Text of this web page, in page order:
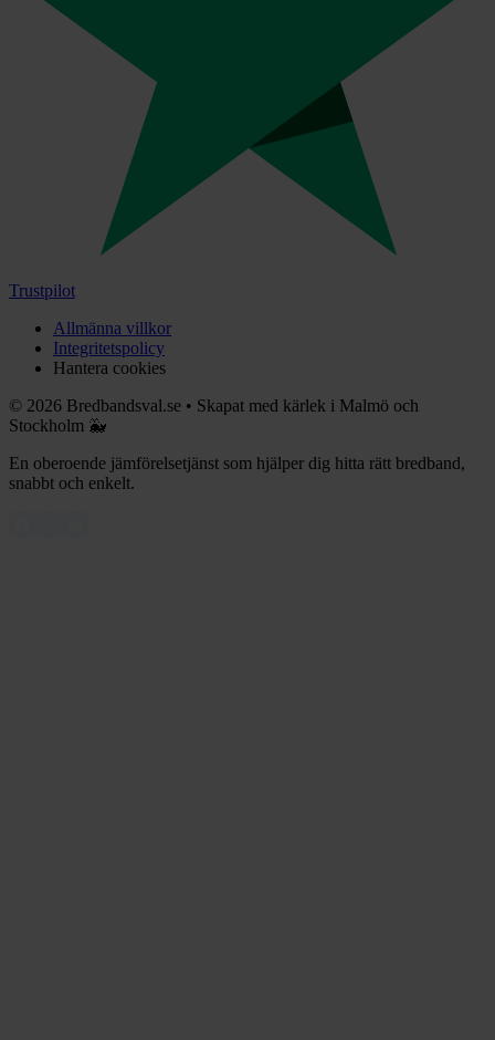
Trustpilot
Allmänna villkor
Integritetspolicy
Hantera cookies
© 2026 Bredbandsval.se • Skapat med kärlek i Malmö och
Stockholm 🐳
En oberoende jämförelsetjänst som hjälper dig hitta rätt bredband,
snabbt och enkelt.